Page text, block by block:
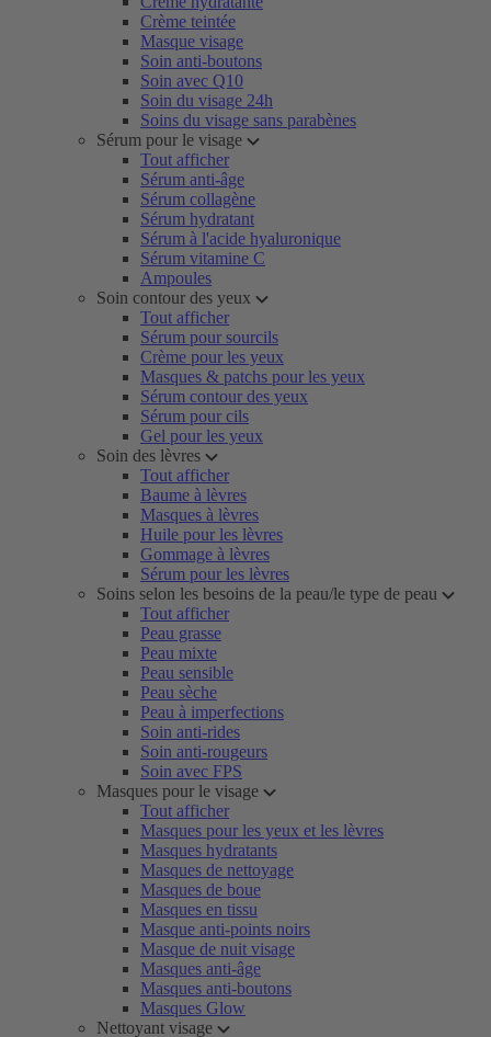
Crème teintée
Masque visage
Soin anti-boutons
Soin avec Q10
Soin du visage 24h
Soins du visage sans parabènes
Sérum pour le visage
Tout afficher
Sérum anti-âge
Sérum collagène
Sérum hydratant
Sérum à l'acide hyaluronique
Sérum vitamine C
Ampoules
Soin contour des yeux
Tout afficher
Sérum pour sourcils
Crème pour les yeux
Masques & patchs pour les yeux
Sérum contour des yeux
Sérum pour cils
Gel pour les yeux
Soin des lèvres
Tout afficher
Baume à lèvres
Masques à lèvres
Huile pour les lèvres
Gommage à lèvres
Sérum pour les lèvres
Soins selon les besoins de la peau/le type de peau
Tout afficher
Peau grasse
Peau mixte
Peau sensible
Peau sèche
Peau à imperfections
Soin anti-rides
Soin anti-rougeurs
Soin avec FPS
Masques pour le visage
Tout afficher
Masques pour les yeux et les lèvres
Masques hydratants
Masques de nettoyage
Masques de boue
Masques en tissu
Masque anti-points noirs
Masque de nuit visage
Masques anti-âge
Masques anti-boutons
Masques Glow
Nettoyant visage